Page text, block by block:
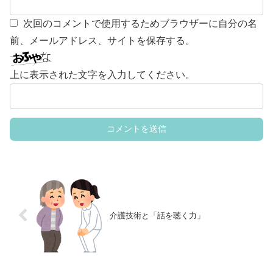
次回のコメントで使用するためブラウザーに自分の名
前、メールアドレス、サイトを保存する。
上に表示された文字を入力してください。
介護技術と「話を聴く力」